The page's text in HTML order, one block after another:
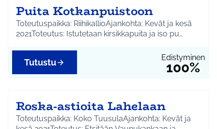
Puita Kotkanpuistoon
Toteutuspaikka: RiihikallioAjankohta: Kevät ja kesä
2021Toteutus: Istutetaan kirsikkapuita ja iso pu…
Edistyminen
100%
Tutustu
Roska-astioita Lahelaan
Toteutuspaikka: Koko TuusulaAjankohta: Kevät ja